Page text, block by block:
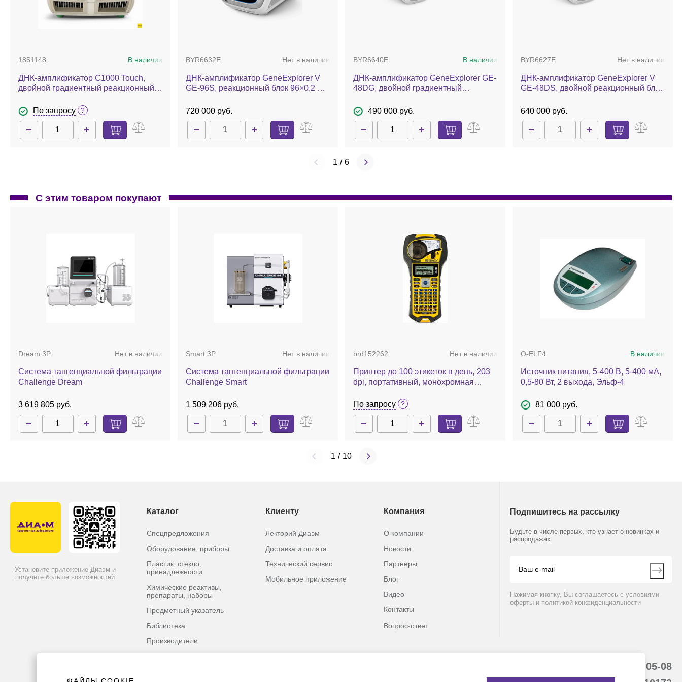
1851148 В наличии
ДНК-амплификатор C1000 Touch,
двойной градиентный реакционный
По запросу
BYR6632E Нет в наличии
ДНК-амплификатор GeneExplorer V
GE-96S, реакционный блок 96×0,2 мл
720 000 руб.
BYR6640E В наличии
ДНК-амплификатор GeneExplorer GE-
48DG, двойной градиентный
490 000 руб.
BYR6627E Нет в наличии
ДНК-амплификатор GeneExplorer V
GE-48DS, двойной реакционный блок
640 000 руб.
1 / 6
С этим товаром покупают
Dream 3P Нет в наличии
Система тангенциальной фильтрации
Challenge Dream
3 619 805 руб.
Smart 3P Нет в наличии
Система тангенциальной фильтрации
Challenge Smart
1 509 206 руб.
brd152262 Нет в наличии
Принтер до 100 этикеток в день, 203
dpi, портативный, монохромная
М210
По запросу
О-ELF4 В наличии
Источник питания, 5-400 В, 5-400 мА,
0,5-80 Вт, 2 выхода, Эльф-4
81 000 руб.
1 / 10
Установите приложение Диаэм и
получите больше возможностей
Каталог
Спецпредложения
Оборудование, приборы
Пластик, стекло,
принадлежности
Химические реактивы,
препараты, наборы
Предметный указатель
Библиотека
Производители
Клиенту
Лекторий Диаэм
Доставка и оплата
Технический сервис
Мобильное приложение
Компания
О компании
Новости
Партнеры
Блог
Видео
Контакты
Вопрос-ответ
Подпишитесь на рассылку
Будьте в числе первых, кто узнает о новинках и
распродажах
Нажимая кнопку, Вы соглашаетесь с условиями
оферты и политикой конфиденциальности
8 (800) 234-05-08